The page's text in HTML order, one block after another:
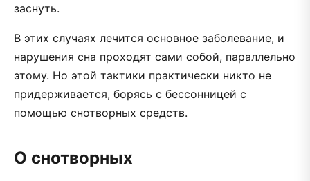
заснуть.
В этих случаях лечится основное заболевание, и
нарушения сна проходят сами собой, параллельно
этому. Но этой тактики практически никто не
придерживается, борясь с бессонницей с
помощью снотворных средств.
О снотворных